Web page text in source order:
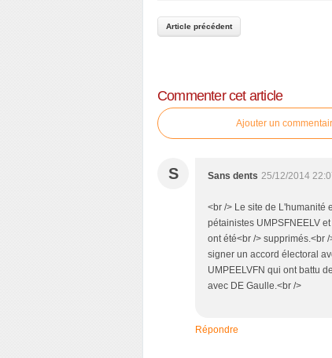
Article précédent
Commenter cet article
Ajouter un
S Sans dents 25/12/2014
<br /> Le site de L'humanité
pétainistes UMPSFNEELV
ont été<br /> supprimés.<br
signer un accord électoral
UMPEELVFN qui ont battu
avec DE Gaulle.<br />
Répondre